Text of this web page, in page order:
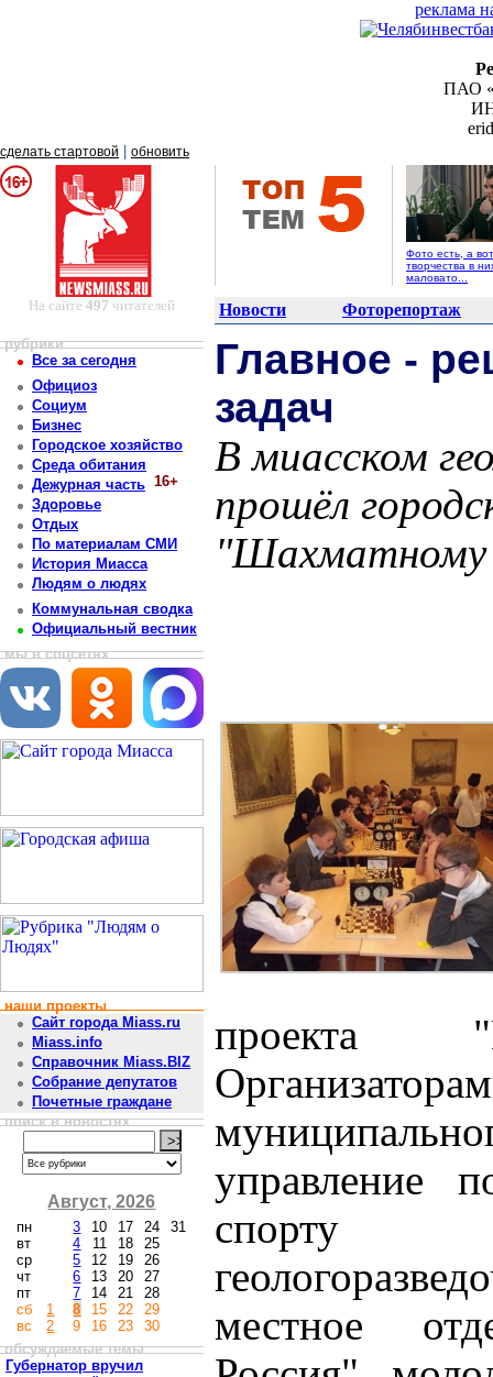
реклама
ПАО
сделать стартовой обновить
Фото есть, а вот
творчества в
маловато...
На сайте 497 читателей Новости Фоторепортаж
рубрики
Все за сегодня
Официоз
Социум
Бизнес
Городское хозяйство
Среда обитания
Дежурная часть 16+
Здоровье
Отдых
По материалам СМИ
История Миасса
Людям о людях
Коммунальная сводка
Официальный вестник
мы в соцсетях
наши проекты
Сайт города Miass.ru
Miass.info
Справочник Miass.BIZ
Собрание депутатов
Почетные граждане
поиск в новостях
Август, 2026
пн
вт
ср
чт
пт
сб
вс
1
2
3
4
5
6
7
8
9
10
11
12
13
14
15
16
17
18
19
20
21
22
23
24
25
26
27
28
29
30
31
обсуждаемые темы
Губернатор вручил
Главное -
задач
В миасском
прошёл
"Шахматному
проекта
управление
спорту
местное